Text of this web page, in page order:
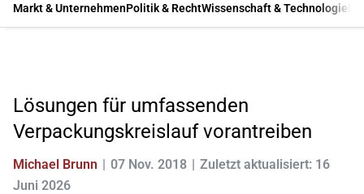
Markt & UnternehmenPolitik & RechtWissenschaft & Technologie
Lösungen für umfassenden
Verpackungskreislauf vorantreiben
Michael Brunn 07 Nov. 2018
Zuletzt aktualisiert: 16
Juni 2026